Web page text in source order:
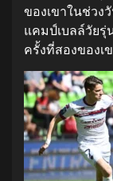
ของเขาในช่วง
แคมป์เบลล์วัยรุ่
ครั้งที่สองของเ